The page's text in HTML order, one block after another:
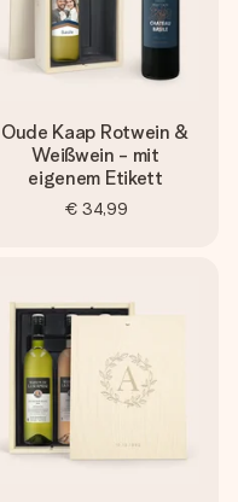
Oude Kaap Rotwein &
Weißwein - mit
eigenem Etikett
€ 34,99